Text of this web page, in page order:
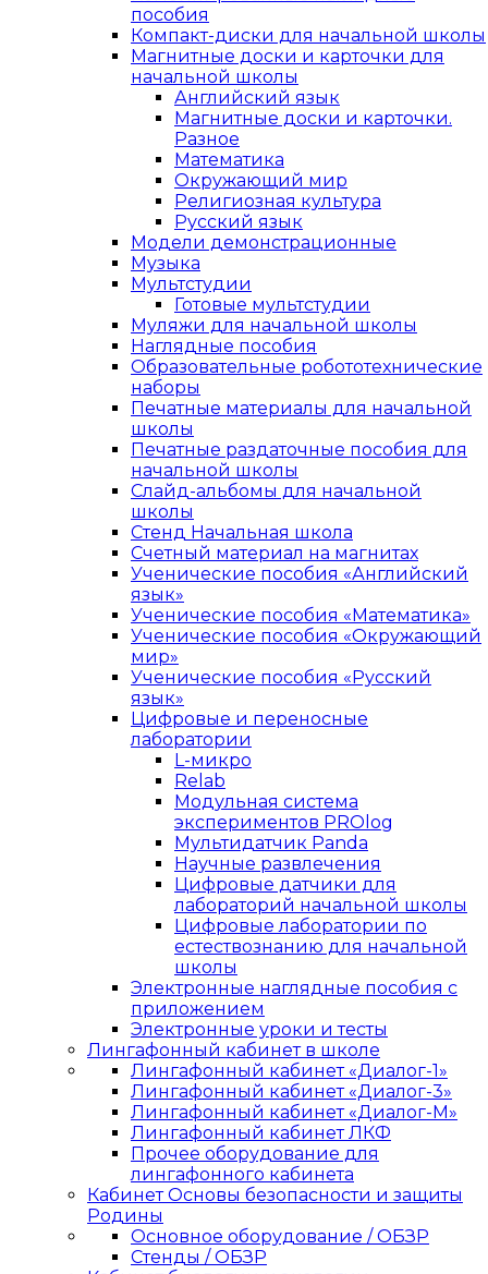
пособия
Компакт-диски для начальной школы
Магнитные доски и карточки для
начальной школы
Английский язык
Магнитные доски и карточки.
Разное
Математика
Окружающий мир
Религиозная культура
Русский язык
Модели демонстрационные
Музыка
Мультстудии
Готовые мультстудии
Муляжи для начальной школы
Наглядные пособия
Образовательные робототехнические
наборы
Печатные материалы для начальной
школы
Печатные раздаточные пособия для
начальной школы
Слайд-альбомы для начальной
школы
Стенд Начальная школа
Счетный материал на магнитах
Ученические пособия «Английский
язык»
Ученические пособия «Математика»
Ученические пособия «Окружающий
мир»
Ученические пособия «Русский
язык»
Цифровые и переносные
лаборатории
L-микро
Relab
Модульная система
экспериментов PROlog
Мультидатчик Panda
Научные развлечения
Цифровые датчики для
лабораторий начальной школы
Цифровые лаборатории по
естествознанию для начальной
школы
Электронные наглядные пособия с
приложением
Электронные уроки и тесты
Лингафонный кабинет в школе
Лингафонный кабинет «Диалог-1»
Лингафонный кабинет «Диалог-3»
Лингафонный кабинет «Диалог-М»
Лингафонный кабинет ЛКФ
Прочее оборудование для
лингафонного кабинета
Кабинет Основы безопасности и защиты
Родины
Основное оборудование / ОБЗР
Стенды / ОБЗР